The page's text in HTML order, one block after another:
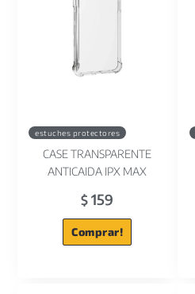
estuches protectores
CASE TRANSPARENTE
ANTICAIDA IPX MAX
$ 159
Comprar!